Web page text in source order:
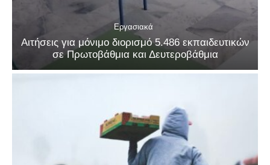
Εργασιακά
Αιτήσεις για μόνιμο διορισμό 5.486 εκπαιδευτικών
σε Πρωτοβάθμια και Δευτεροβάθμια